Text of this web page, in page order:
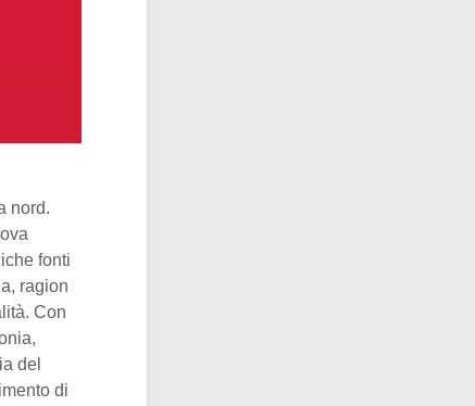
nord.
fonti
ragion
Con
del
di